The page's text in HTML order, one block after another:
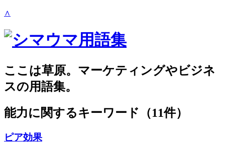
∧
ここは草原。マーケティングやビジネ
スの用語集。
能力に関するキーワード（11件）
ピア効果